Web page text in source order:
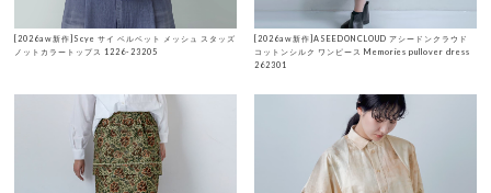
[2026aw新作]Scye サイ ベルベット メッシュ スタッズ
ノットカラートップス 1226-23205
[2026aw新作]ASEEDONCLOUD アシードンクラウド
コットンシルク ワンピース Memories pullover dress
262301